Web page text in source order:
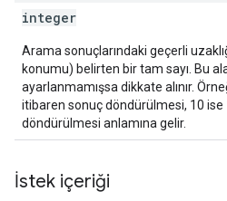
integer
Arama sonuçlarındaki geçerli
konumu) belirten bir tam sayı. Bu
ayarlanmamışsa dikkate alınır.
itibaren sonuç döndürülmesi, 10
döndürülmesi anlamına gelir.
İstek içeriği